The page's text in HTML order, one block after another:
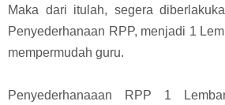
Maka dari itulah, segera
Penyederhanaan RPP, menjadi 1
mempermudah guru.
Penyederhanaaan RPP 1